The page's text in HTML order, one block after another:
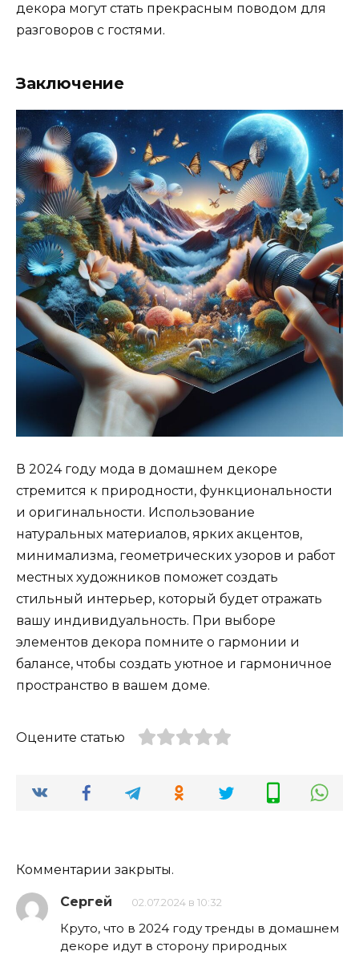
декора могут стать прекрасным поводом для
разговоров с гостями.
Заключение
В 2024 году мода в домашнем декоре
стремится к природности, функциональности
и оригинальности. Использование
натуральных материалов, ярких акцентов,
минимализма, геометрических узоров и работ
местных художников поможет создать
стильный интерьер, который будет отражать
вашу индивидуальность. При выборе
элементов декора помните о гармонии и
балансе, чтобы создать уютное и гармоничное
пространство в вашем доме.
Оцените статью
Комментарии закрыты.
Сергей 02.07.2024 в 10:32
Круто, что в 2024 году тренды в домашнем
декоре идут в сторону природных